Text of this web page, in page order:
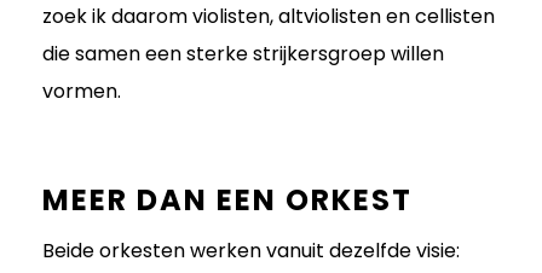
zoek ik daarom violisten, altviolisten en cellisten
die samen een sterke strijkersgroep willen
vormen.
MEER DAN EEN ORKEST
Beide orkesten werken vanuit dezelfde visie: